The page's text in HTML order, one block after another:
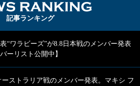
記事ランキング
“ワラビーズ”が8.8日本戦のメンバー発表
ーリスト公開中】
ーストラリア戦のメンバー発表。マキシ フ